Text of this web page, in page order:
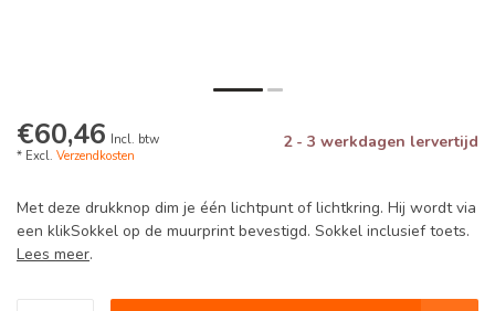
€60,46 Incl. btw
* Excl. Verzendkosten
2 - 3 werkdagen lervertijd
Met deze drukknop dim je één lichtpunt of lichtkring. Hij wordt via
een klikSokkel op de muurprint bevestigd. Sokkel inclusief toets.
Lees meer.